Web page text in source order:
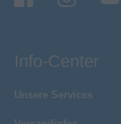
Info-Center
Unsere Services